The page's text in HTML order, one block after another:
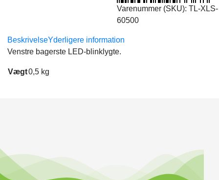
Varenummer (SKU): TL-XLS-
60500
BeskrivelseYderligere information
Venstre bagerste LED-blinklygte.
Vægt0,5 kg